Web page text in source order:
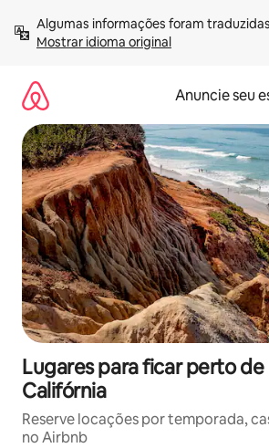
para
Mostrar idioma original
Anuncie seu
Lugares para ficar perto
Califórnia
Reserve locações por temporada,
no Airbnb